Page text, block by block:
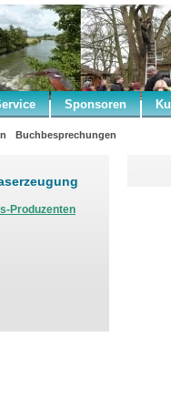
Sponsoren
Buchbesprechungen
Produzenten